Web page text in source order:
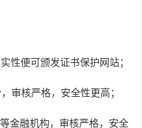
便可颁发证书保护网站；
核严格，安全性更高；
金融机构，审核严格，安全